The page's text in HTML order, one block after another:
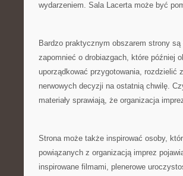
wydarzeniem. Sala Lacerta może być
Bardzo praktycznym obszarem strony
zapomnieć o drobiazgach, które później
uporządkować przygotowania, rozdzielić
nerwowych decyzji na ostatnią chwilę.
materiały sprawiają, że organizacja
Strona może także inspirować osoby,
powiązanych z organizacją imprez
inspirowane filmami, plenerowe